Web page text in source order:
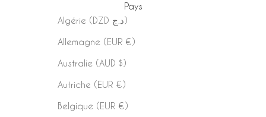
Pays
Algérie (DZD د.ج)
Allemagne (EUR €)
Australie (AUD $)
Autriche (EUR €)
Belgique (EUR €)